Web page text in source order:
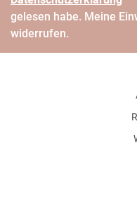
gelesen habe. Meine
widerrufen.